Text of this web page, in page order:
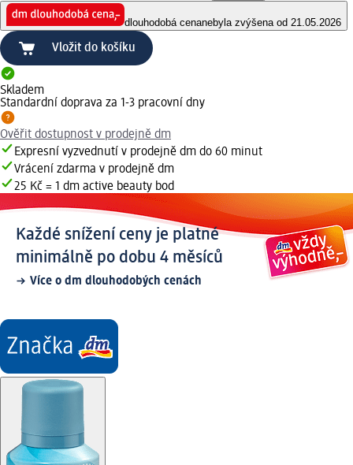
dlouhodobá cenanebyla zvýšena od 21.05.2026
Vložit do košíku
Skladem
Standardní doprava za 1-3 pracovní dny
Ověřit dostupnost v prodejně dm
Expresní vyzvednutí v prodejně dm do 60 minut
Vrácení zdarma v prodejně dm
25 Kč = 1 dm active beauty bod
Každé snížení ceny je platné
minimálně po dobu 4 měsíců
Více o dm dlouhodobých cenách